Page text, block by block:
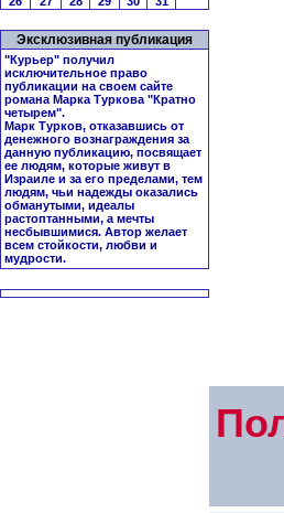
Эксклюзивная публикация
"Курьер" получил
исключительное право
публикации на своем сайте
романа Марка Туркова "Кратно
четырем".
Марк Турков, отказавшись от
денежного вознаграждения за
данную публикацию, посвящает
ее людям, которые живут в
Израиле и за его пределами, тем
людям, чьи надежды оказались
обманутыми, идеалы
растоптанными, а мечты
несбывшимися. Автор желает
всем стойкости, любви и
мудрости.